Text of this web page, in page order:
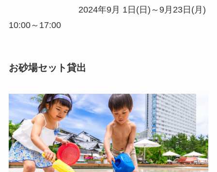
2024年9月 1日(日)～9月23日(月)
10:00～17:00
お砂場セット貸出